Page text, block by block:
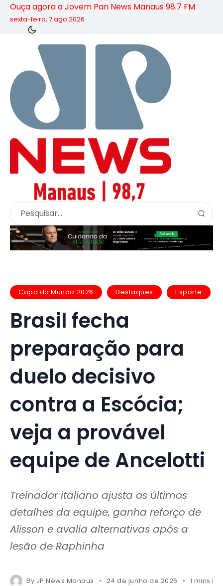
Ouça agora a Jovem Pan News Manaus 98.7 FM
sexta-feira, 7 ago 2026
Copa do Mundo 2026 Destaques Esporte
Brasil fecha
preparação para
duelo decisivo
contra a Escócia;
veja a provável
equipe de Ancelotti
Treinador italiano ajusta os últimos
detalhes da equipe, ganha reforço de
Alisson e avalia alternativas após a
lesão de Raphinha
By JP News Manaus 24 de junho de 2026 1 mins